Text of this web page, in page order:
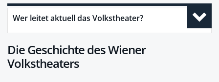
Wer leitet aktuell das Volkstheater?
Die Geschichte des Wiener
Volkstheaters